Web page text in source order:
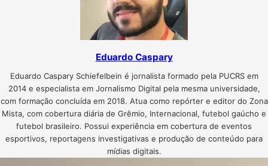
Eduardo Caspary
Eduardo Caspary Schiefelbein é jornalista formado pela PUCRS em
2014 e especialista em Jornalismo Digital pela mesma universidade,
com formação concluída em 2018. Atua como repórter e editor do Zona
Mista, com cobertura diária de Grêmio, Internacional, futebol gaúcho e
futebol brasileiro. Possui experiência em cobertura de eventos
esportivos, reportagens investigativas e produção de conteúdo para
mídias digitais.